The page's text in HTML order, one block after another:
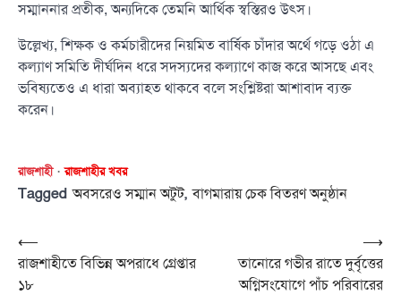
সম্মাননার প্রতীক, অন্যদিকে তেমনি আর্থিক স্বস্তিরও উৎস।
উল্লেখ্য, শিক্ষক ও কর্মচারীদের নিয়মিত বার্ষিক চাঁদার অর্থে গড়ে ওঠা এ
কল্যাণ সমিতি দীর্ঘদিন ধরে সদস্যদের কল্যাণে কাজ করে আসছে এবং
ভবিষ্যতেও এ ধারা অব্যাহত থাকবে বলে সংশ্লিষ্টরা আশাবাদ ব্যক্ত
করেন।
রাজশাহী রাজশাহীর খবর
Taggedঅবসরেও সম্মান অটুট,বাগমারায় চেক বিতরণ অনুষ্ঠান
Post
navigation
⟵
রাজশাহীতে বিভিন্ন অপরাধে গ্রেপ্তার
১৮
তানোরে গভীর রাতে দুর্বৃত্তের
অগ্নিসংযোগে পাঁচ পরিবারের
⟶